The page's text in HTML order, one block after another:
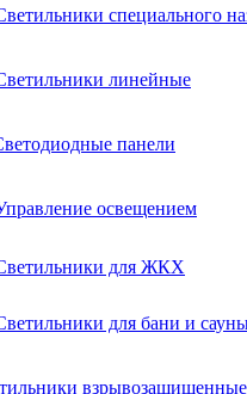
специального
линейные
панели
освещением
для ЖКХ
для бани и
взрывозащищенные